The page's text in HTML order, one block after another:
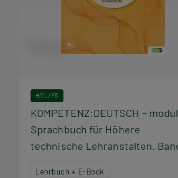
HTL/FS
KOMPETENZ:DEUTSCH –
Sprachbuch für Höhere
technische Lehranstalten.
Lehrbuch + E-Book